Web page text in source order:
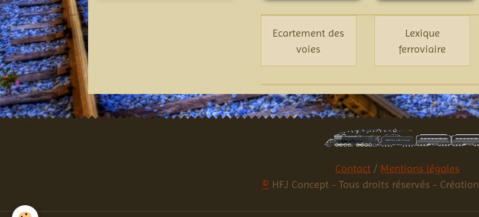
Ecartement des
voies
Lexique
ferroviaire
Contact / Mentions légales
© HFJ Concept - Tous droits réservés - Création